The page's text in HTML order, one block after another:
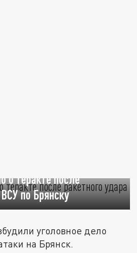
о теракте после
по Брянску
уголовное дело
на Брянск.